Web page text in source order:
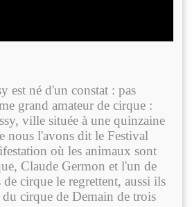
est né d'un constat : pas
grand amateur de cirque :
ville située à une quinzaine
nous l'avons dit le Festival
où les animaux sont
Claude Germon et l'un de
cirque le regrettent, aussi ils
cirque de Demain de trois